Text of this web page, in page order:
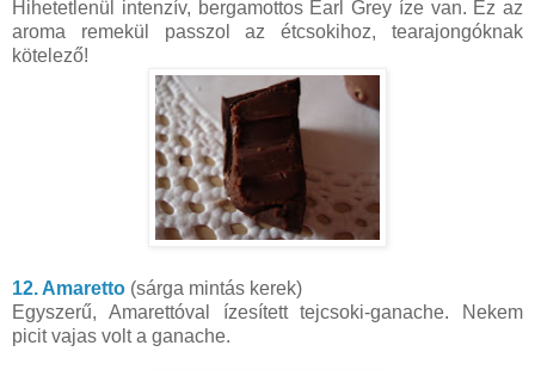
Hihetetlenül intenzív, bergamottos Earl Grey íze van. Ez az
aroma remekül passzol az étcsokihoz, tearajongóknak
kötelező!
12. Amaretto (sárga mintás kerek)
Egyszerű, Amarettóval ízesített tejcsoki-ganache. Nekem
picit vajas volt a ganache.